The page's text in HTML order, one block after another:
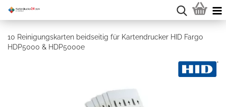
10 Reinigungskarten beidseitig für Kartendrucker HID Fargo
HDP5000 & HDP5000e